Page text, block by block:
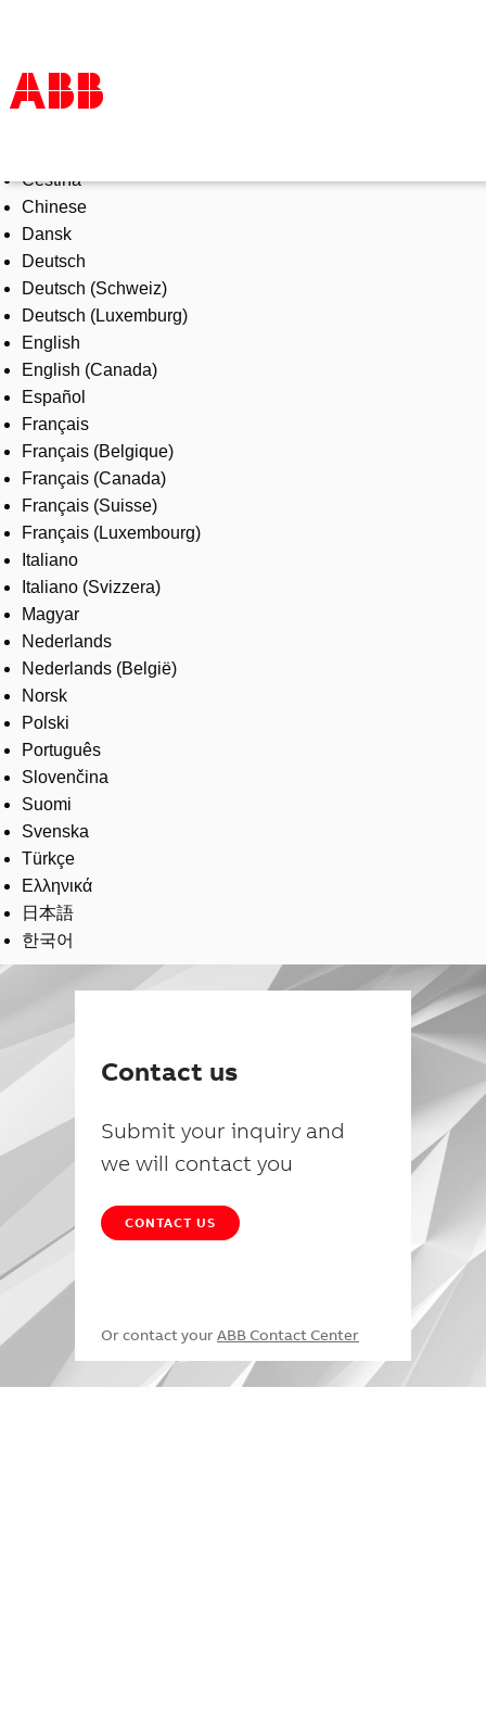
Products & Solutions
Industries
Services
About us
Where to buy
Contact us
Careers
Čeština
Chinese
Dansk
Deutsch
Deutsch (Schweiz)
Deutsch (Luxemburg)
English
English (Canada)
Español
Français
Français (Belgique)
Français (Canada)
Français (Suisse)
Français (Luxembourg)
Italiano
Italiano (Svizzera)
Magyar
Nederlands
Nederlands (België)
Norsk
Polski
Português
Slovenčina
Suomi
Svenska
Türkçe
Ελληνικά
日本語
한국어
Contact us
Submit your inquiry and
we will contact you
CONTACT US
Or contact your ABB Contact Center